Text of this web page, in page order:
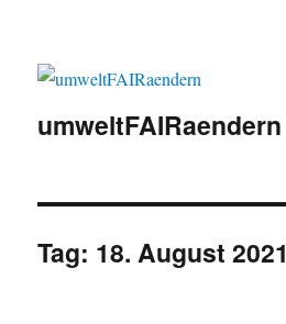
umweltFAIRaendern
Tag: 18. August 2021